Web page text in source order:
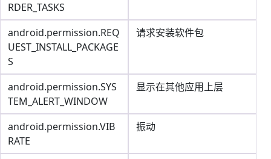
RDER_TASKS
android.permission.REQ
UEST_INSTALL_PACKAGE
S
请求安装软件包
android.permission.SYS
TEM_ALERT_WINDOW
显示在其他应用上层
android.permission.VIB
RATE
振动